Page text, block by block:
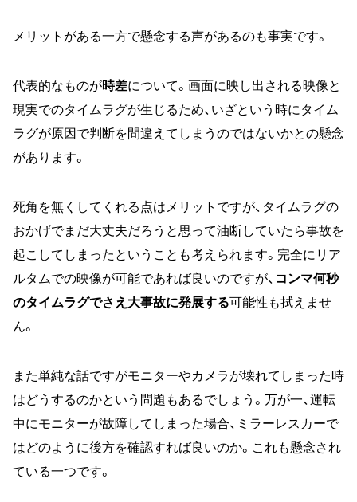
メリットがある一方で懸念する声があるのも事実です。
代表的なものが時差について。画面に映し出される映像と
現実でのタイムラグが生じるため、いざという時にタイム
ラグが原因で判断を間違えてしまうのではないかとの懸念
があります。
死角を無くしてくれる点はメリットですが、タイムラグの
おかげでまだ大丈夫だろうと思って油断していたら事故を
起こしてしまったということも考えられます。完全にリア
ルタムでの映像が可能であれば良いのですが、 コンマ何秒
のタイムラグでさえ大事故に発展する可能性も拭えませ
ん。
また単純な話ですがモニターやカメラが壊れてしまった時
はどうするのかという問題もあるでしょう。万が一、運転
中にモニターが故障してしまった場合、ミラーレスカーで
はどのように後方を確認すれば良いのか。これも懸念され
ている一つです。